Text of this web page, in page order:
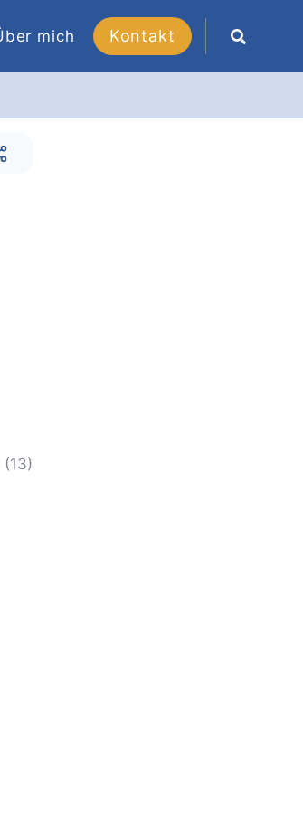
mich Kontakt
(13)